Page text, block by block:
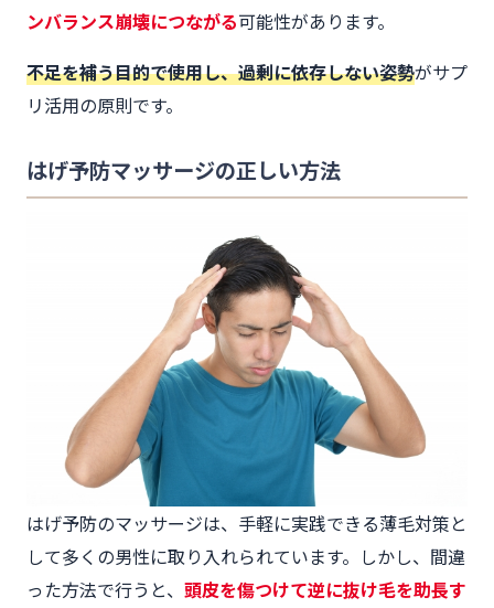
ンバランス崩壊につながる可能性があります。
不足を補う目的で使用し、過剰に依存しない姿勢がサプ
リ活用の原則です。
はげ予防マッサージの正しい方法
はげ予防のマッサージは、手軽に実践できる薄毛対策と
して多くの男性に取り入れられています。しかし、間違
った方法で行うと、 頭皮を傷つけて逆に抜け毛を助長す